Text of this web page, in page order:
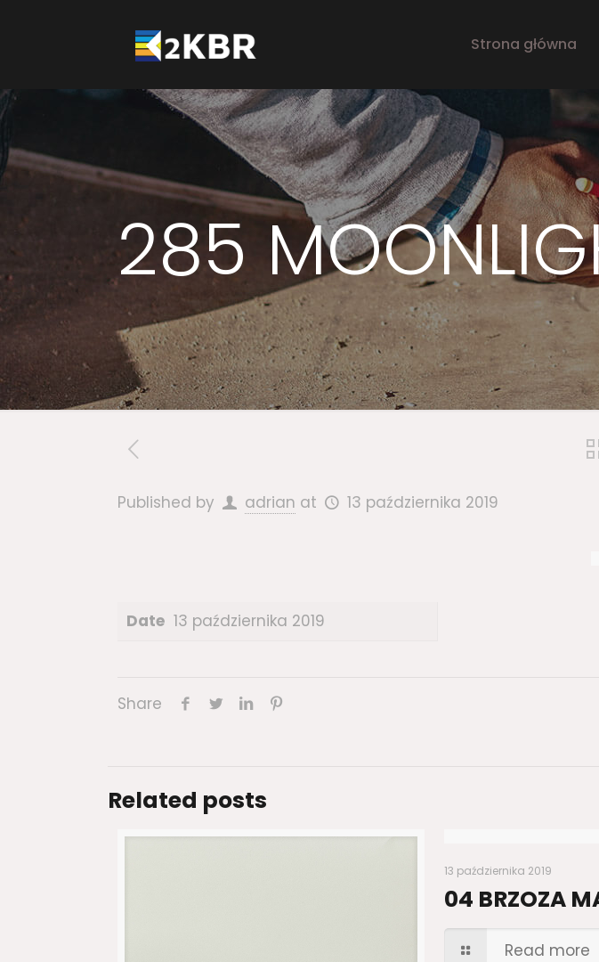
Strona główna
285
Published by adrian at 13 października 2019
Date 13 października 2019
Share
Related posts
13 października 2019
04 BRZOZA
Read more